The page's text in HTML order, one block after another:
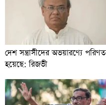
দেশ সন্ত্রাসীদের অভয়ারণ্যে পরিণত
হয়েছে: রিজভী